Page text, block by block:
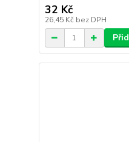
32 Kč
26,45 Kč bez DPH